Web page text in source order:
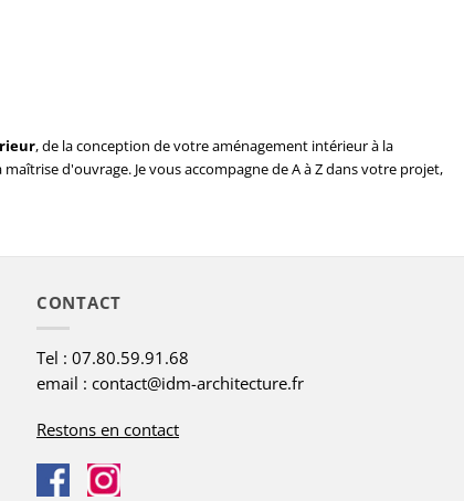
, de la conception de votre aménagement intérieur à la
d'ouvrage. Je vous accompagne de A à Z dans votre projet,
CONTACT
Tel : 07.80.59.91.68
email : contact@idm-architecture.fr
Restons en contact